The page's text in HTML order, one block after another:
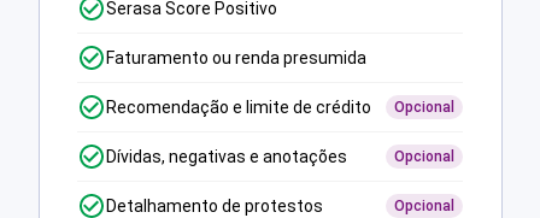
Serasa Score Positivo
Faturamento ou renda presumida
Recomendação e limite de crédito Opcional
Dívidas, negativas e anotações Opcional
Detalhamento de protestos Opcional